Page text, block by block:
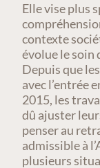
Elle vise plus
contexte
évolue le soin
Depuis que
avec l’entrée
2015, les
dû ajuster
penser au
admissible à
plusieurs